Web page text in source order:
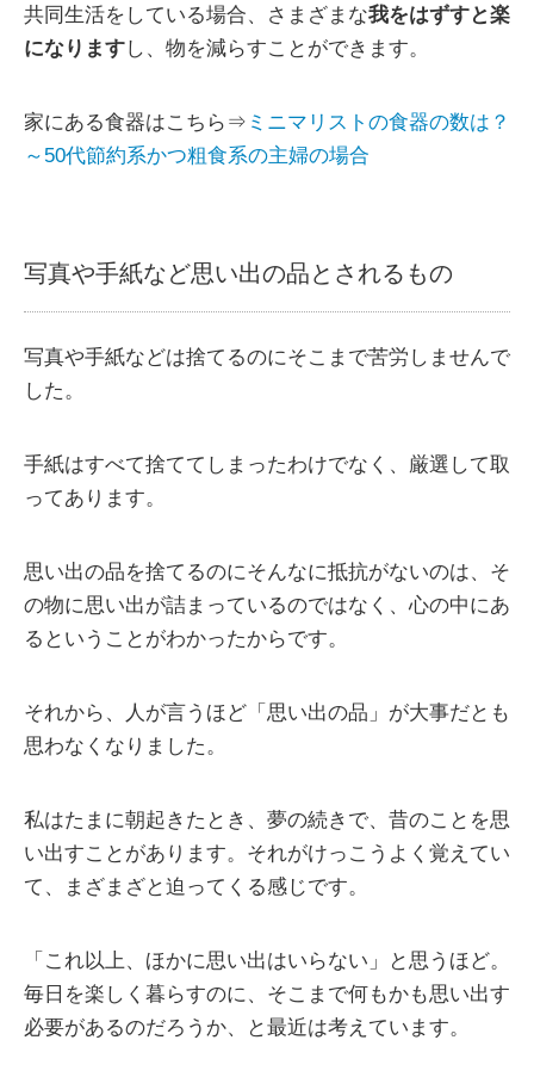
共同生活をしている場合、さまざまな我をはずすと楽
になりますし、物を減らすことができます。
家にある食器はこちら⇒ ミニマリストの食器の数は？
～50代節約系かつ粗食系の主婦の場合
写真や手紙など思い出の品とされるもの
写真や手紙などは捨てるのにそこまで苦労しませんで
した。
手紙はすべて捨ててしまったわけでなく、厳選して取
ってあります。
思い出の品を捨てるのにそんなに抵抗がないのは、そ
の物に思い出が詰まっているのではなく、心の中にあ
るということがわかったからです。
それから、人が言うほど「思い出の品」が大事だとも
思わなくなりました。
私はたまに朝起きたとき、夢の続きで、昔のことを思
い出すことがあります。それがけっこうよく覚えてい
て、まざまざと迫ってくる感じです。
「これ以上、ほかに思い出はいらない」と思うほど。
毎日を楽しく暮らすのに、そこまで何もかも思い出す
必要があるのだろうか、と最近は考えています。